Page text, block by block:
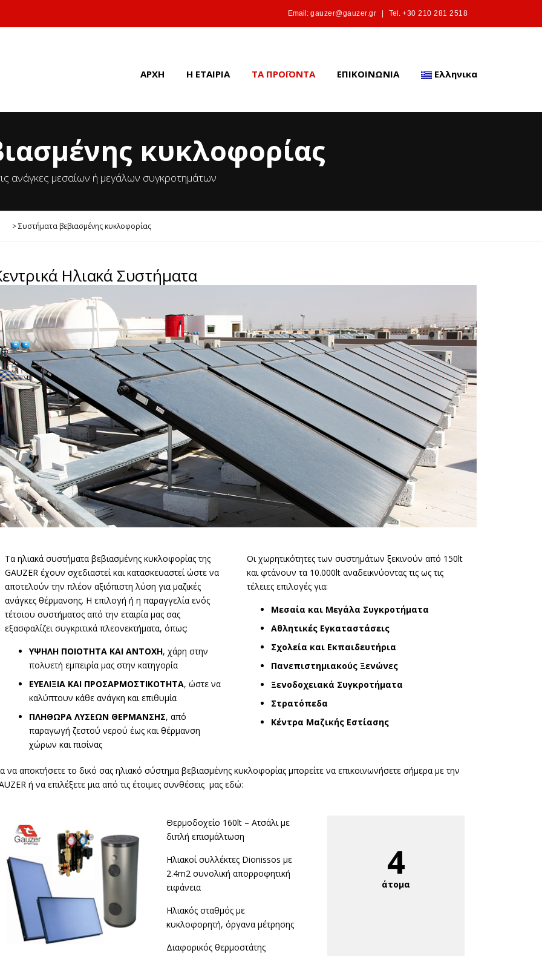
Email: gauzer@gauzer.gr Tel. +30 210 281 2518
ΑΡΧΗ Η ΕΤΑΙΡΙΑ ΤΑ ΠΡΟΪΟΝΤΑ ΕΠΙΚΟΙΝΩΝΙΑ Ελληνικα
κυκλοφορίας
ανάγκες μεσαίων ή μεγάλων συγκροτημάτων
>Συστήματα βεβιασμένης κυκλοφορίας
Ηλιακά Συστήματα
Τα ηλιακά συστήματα βεβιασμένης κυκλοφορίας της
GAUZER έχουν σχεδιαστεί και κατασκευαστεί ώστε να
αποτελούν την πλέον αξιόπιστη λύση για μαζικές
ανάγκες θέρμανσης. Η επιλογή ή η παραγγελία ενός
τέτοιου συστήματος από την εταιρία μας σας
εξασφαλίζει συγκριτικά πλεονεκτήματα, όπως:
ΥΨΗΛΗ ΠΟΙΟΤΗΤΑ ΚΑΙ ΑΝΤΟΧΗ, χάρη στην
πολυετή εμπειρία μας στην κατηγορία
ΕΥΕΛΙΞΙΑ ΚΑΙ ΠΡΟΣΑΡΜΟΣΤΙΚΟΤΗΤΑ, ώστε να
καλύπτουν κάθε ανάγκη και επιθυμία
ΠΛΗΘΩΡΑ ΛΥΣΕΩΝ ΘΕΡΜΑΝΣΗΣ, από
παραγωγή ζεστού νερού έως και θέρμανση
χώρων και πισίνας
Οι χωρητικότητες των συστημάτων ξεκινούν από 150lt
και φτάνουν τα 10.000lt αναδεικνύοντας τις ως τις
τέλειες επιλογές για:
Μεσαία και Μεγάλα Συγκροτήματα
Αθλητικές Εγκαταστάσεις
Σχολεία και Εκπαιδευτήρια
Πανεπιστημιακούς Ξενώνες
Ξενοδοχειακά Συγκροτήματα
Στρατόπεδα
Κέντρα Μαζικής Εστίασης
να αποκτήσετε το δικό σας ηλιακό σύστημα βεβιασμένης κυκλοφορίας μπορείτε να επικοινωνήσετε σήμερα με την
ή να επιλέξετε μια από τις έτοιμες συνθέσεις μας εδώ:
Θερμοδοχείο 160lt – Ατσάλι με
διπλή επισμάλτωση
Ηλιακοί συλλέκτες Dionissos με
2.4m2 συνολική απορροφητική
ειφάνεια
Ηλιακός σταθμός με
κυκλοφορητή, όργανα μέτρησης
Διαφορικός θερμοστάτης
4
άτομα